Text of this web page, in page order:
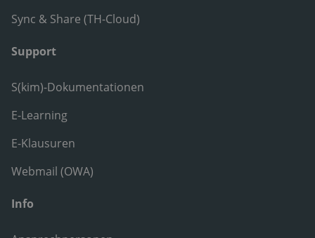
Sync & Share (TH-Cloud)
Support
S(kim)-Dokumentationen
E-Learning
E-Klausuren
Webmail (OWA)
Info